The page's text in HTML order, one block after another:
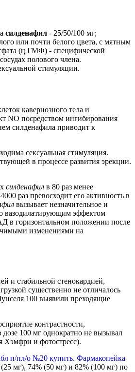
силденафил - 25/50/100 мг;
или почти белого цвета, с мятным
(ц ГМФ) - специфической
полового члена.
стимуляции.
кавернозного тела и
NО посредством ингибирования
силденафила приводит к
сексуальная стимуляция.
в процессе развития эрекции.
силденафил в 80 раз менее
раз превосходит его активность в
вызывает незначительное и
вазодилатирующим эффектом
в горизонтальном положении после
изменениями на
и стабильной стенокардией,
существенно не отличалось
100 выявили преходящие
контрастности,
100 мг однократно не вызывал
Хэмфри и фотостресс).
мг), 74% (50 мг) и 82% (100 мг) по